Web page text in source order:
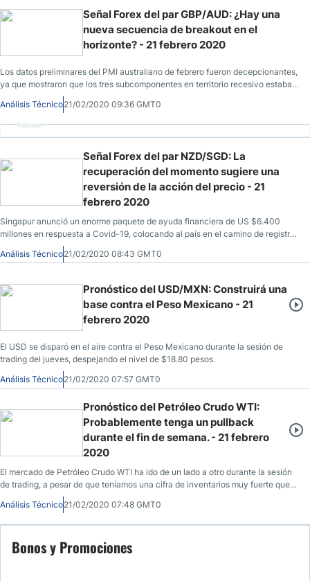
Señal Forex del par GBP/AUD: ¿Hay una
nueva secuencia de breakout en el
horizonte? - 21 febrero 2020
Los datos preliminares del PMI australiano de febrero fueron decepcionantes,
ya que mostraron que los tres subcomponentes en territorio recesivo estaban
por debajo del nivel de 50,0.
Análisis Técnico21/02/2020 09:36 GMT0
Publicidad
Señal Forex del par NZD/SGD: La
recuperación del momento sugiere una
reversión de la acción del precio - 21
febrero 2020
Singapur anunció un enorme paquete de ayuda financiera de US $6.400
millones en respuesta a Covid-19, colocando al país en el camino de registrar
el mayor déficit presupuestario desde 1997.
Análisis Técnico21/02/2020 08:43 GMT0
Pronóstico del USD/MXN: Construirá una
base contra el Peso Mexicano - 21
febrero 2020
El USD se disparó en el aire contra el Peso Mexicano durante la sesión de
trading del jueves, despejando el nivel de $18.80 pesos.
Análisis Técnico21/02/2020 07:57 GMT0
Pronóstico del Petróleo Crudo WTI:
Probablemente tenga un pullback
durante el fin de semana. - 21 febrero
2020
El mercado de Petróleo Crudo WTI ha ido de un lado a otro durante la sesión
de trading, a pesar de que teníamos una cifra de inventarios muy fuerte que
salía de los Estados Unidos.
Análisis Técnico21/02/2020 07:48 GMT0
Bonos y Promociones